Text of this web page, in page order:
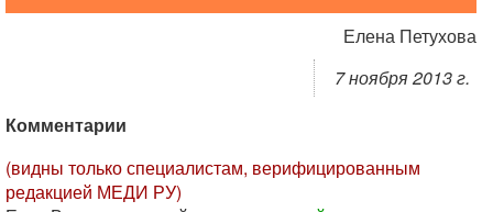
Елена Петухова
7 ноября 2013 г.
Комментарии
(видны только специалистам, верифицированным
редакцией МЕДИ РУ)